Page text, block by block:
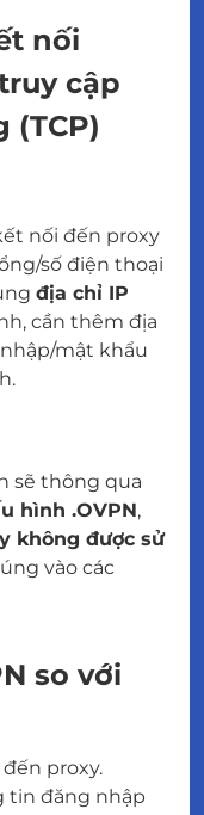
nối
cập
nối đến proxy
số điện thoại
địa chỉ IP
cần thêm địa
mật khẩu
sẽ thông qua
hình .OVPN,
không được sử
vào các
so với
proxy.
tin đăng nhập